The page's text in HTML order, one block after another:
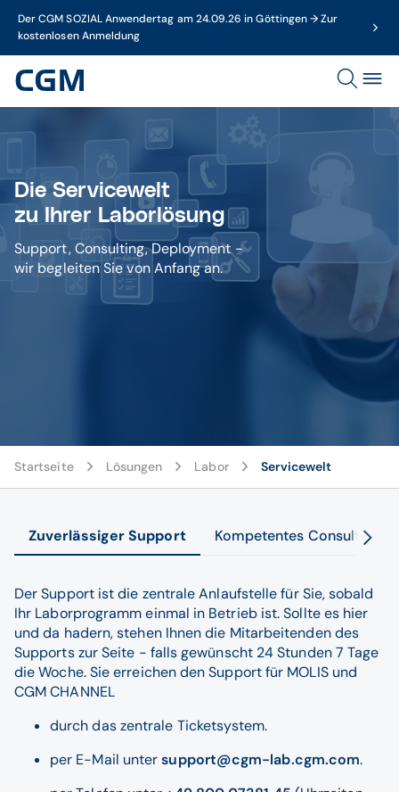
Der CGM SOZIAL Anwendertag am 24.09.26 in Göttingen → Zur
kostenlosen Anmeldung
Die Servicewelt
zu Ihrer Laborlösung
Support, Consulting, Deployment -
wir begleiten Sie von Anfang an.
Startseite Lösungen Labor Servicewelt
Zuverlässiger Support Kompetentes Consulting
Der Support ist die zentrale Anlaufstelle für Sie, sobald
Ihr Laborprogramm einmal in Betrieb ist. Sollte es hier
und da hadern, stehen Ihnen die Mitarbeitenden des
Supports zur Seite - falls gewünscht 24 Stunden 7 Tage
die Woche. Sie erreichen den Support für MOLIS und
CGM CHANNEL
durch das zentrale Ticketsystem.
per E-Mail untersupport@cgm-lab.cgm.com.